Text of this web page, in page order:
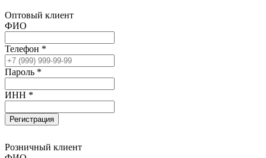
Оптовый клиент
ФИО
Телефон *
Пароль *
ИНН *
Регистрация
Розничный клиент